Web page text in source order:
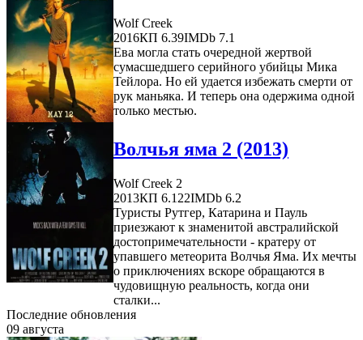
Wolf Creek
2016КП 6.39IMDb 7.1
Ева могла стать очередной жертвой
сумасшедшего серийного убийцы Мика
Тейлора. Но ей удается избежать смерти от
рук маньяка. И теперь она одержима одной
только местью.
Волчья яма 2 (2013)
Wolf Creek 2
2013КП 6.122IMDb 6.2
Туристы Рутгер, Катарина и Пауль
приезжают к знаменитой австралийской
достопримечательности - кратеру от
упавшего метеорита Волчья Яма. Их мечты
о приключениях вскоре обращаются в
чудовищную реальность, когда они
сталки...
Последние обновления
09 августа